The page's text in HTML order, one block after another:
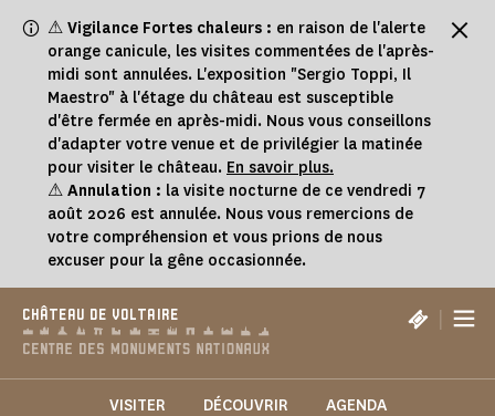
⚠ Vigilance Fortes chaleurs : en raison de l'alerte
orange canicule, les visites commentées de l'après-
midi sont annulées. L'exposition "Sergio Toppi, Il
Maestro" à l'étage du château est susceptible
d'être fermée en après-midi. Nous vous conseillons
d'adapter votre venue et de privilégier la matinée
pour visiter le château. En savoir plus.
⚠ Annulation : la visite nocturne de ce vendredi 7
août 2026 est annulée. Nous vous remercions de
votre compréhension et vous prions de nous
excuser pour la gêne occasionnée.
CHÂTEAU DE VOLTAIRE |
VISITER DÉCOUVRIR AGENDA